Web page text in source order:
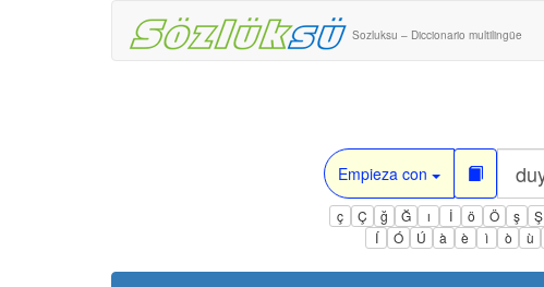
Sozluksu – Diccionario multilingüe
Empieza con
ç Ç ğ Ğ ı İ ö Ö ş Ş
Í
Ó Ú à è ì ò ù